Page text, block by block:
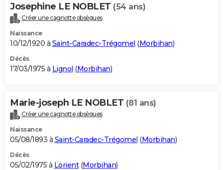
Josephine LE NOBLET (54 ans)
Créer une cagnotte obsèques
Naissance
10/12/1920 à Saint-Caradec-Trégomel (Morbihan)
Décès
17/03/1975 à Lignol (Morbihan)
Marie-joseph LE NOBLET (81 ans)
Créer une cagnotte obsèques
Naissance
05/08/1893 à Saint-Caradec-Trégomel (Morbihan)
Décès
05/02/1975 à Lorient(Morbihan)